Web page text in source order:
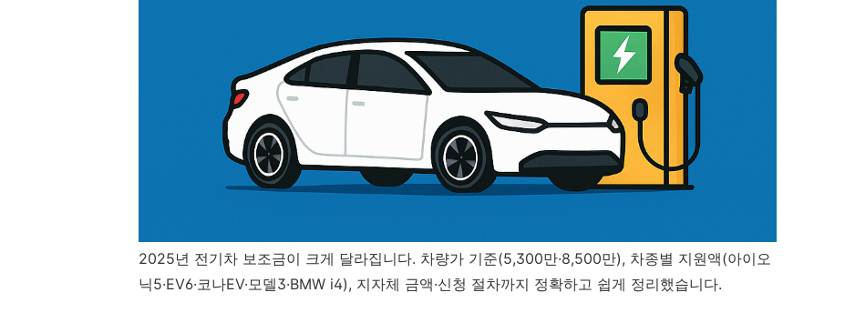
2025년 전기차 보조금이 크게 달라집니다. 차량가 기준(5,300만·8,500만), 차종별 지원액(아이오
닉5·EV6·코나EV·모델3·BMW i4), 지자체 금액·신청 절차까지 정확하고 쉽게 정리했습니다.